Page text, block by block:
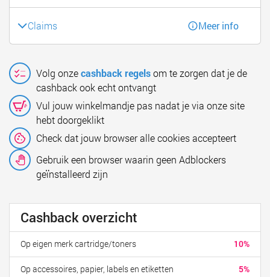
Claims Meer info
Volg onzecashback regelsom te zorgen dat je de
cashback ook echt ontvangt
Vul jouw winkelmandje pas nadat je via onze site
hebt doorgeklikt
Check dat jouw browser alle cookies accepteert
Gebruik een browser waarin geen Adblockers
geïnstalleerd zijn
Cashback overzicht
10%
Op eigen merk cartridge/toners
5%
Op accessoires, papier, labels en etiketten